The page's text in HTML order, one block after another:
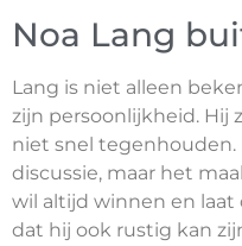
Noa Lang
Lang is niet alleen
zijn persoonlijkheid. Hij
niet snel tegenhouden.
discussie, maar het
wil altijd winnen en laat
dat hij ook rustig kan